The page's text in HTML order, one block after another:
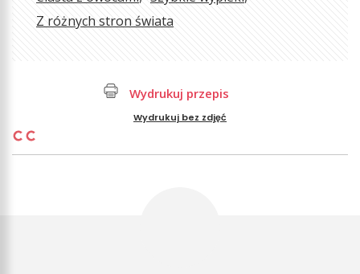
Z różnych stron świata
Wydrukuj przepis
Wydrukuj bez zdjęć